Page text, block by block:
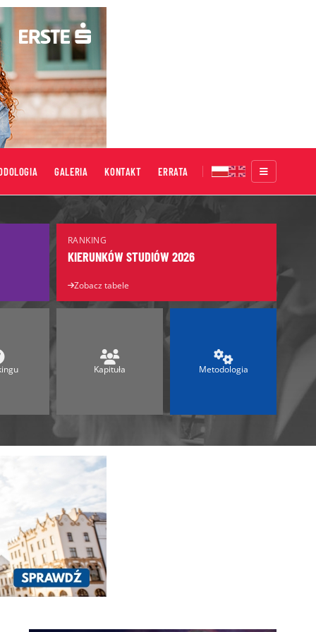
GALERIA KONTAKT ERRATA
Salon Maturzystów
Ranking Szkół Olimpijskich
RANKING
KIERUNKÓW STUDIÓW 2026
Zobacz tabele
Kapituła Metodologia